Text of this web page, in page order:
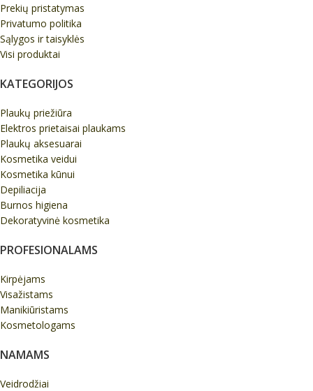
Prekių pristatymas
Privatumo politika
Sąlygos ir taisyklės
Visi produktai
KATEGORIJOS
Plaukų priežiūra
Elektros prietaisai plaukams
Plaukų aksesuarai
Kosmetika veidui
Kosmetika kūnui
Depiliacija
Burnos higiena
Dekoratyvinė kosmetika
PROFESIONALAMS
Kirpėjams
Visažistams
Manikiūristams
Kosmetologams
NAMAMS
Veidrodžiai